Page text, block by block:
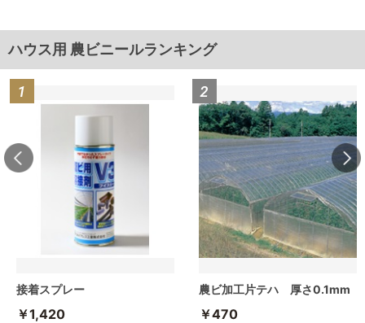
ハウス用 農ビニールランキング
接着スプレー
￥1,420
農ビ加工片テハ 厚さ0.1mm
￥470